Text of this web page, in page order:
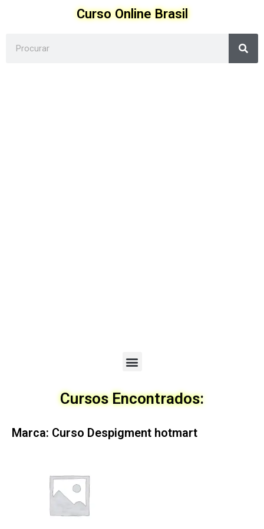
Curso Online Brasil
Menu
Cursos Encontrados:
Marca: Curso Despigment hotmart